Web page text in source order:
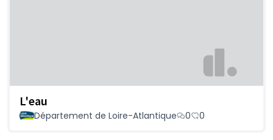
L'eau
Département de Loire-Atlantique 0 0